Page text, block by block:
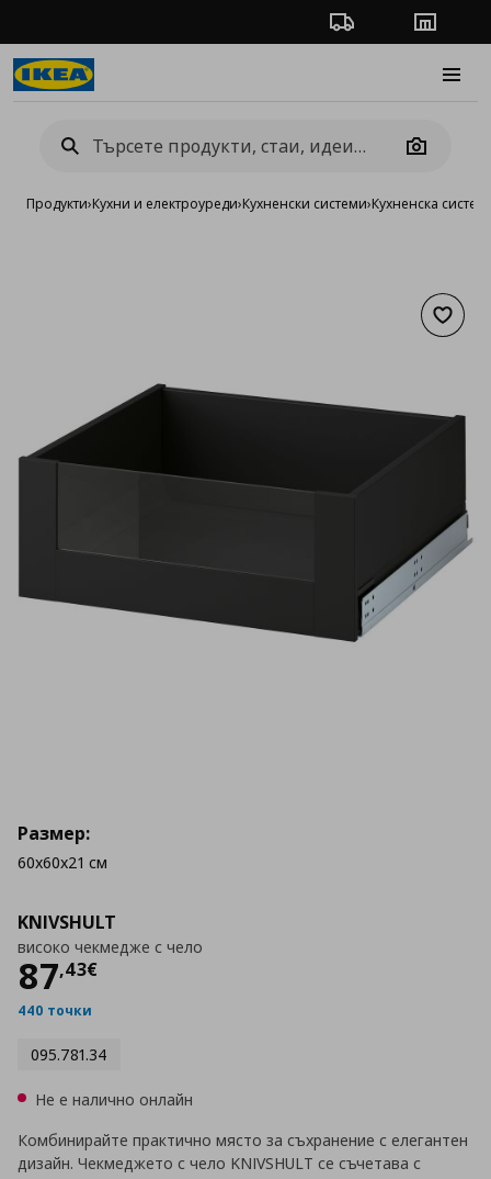
Проследяване на
Camera
Продукти›Кухни и електроуреди›Кухненски системи›Кухненска
KNIVSHULT
високо чекмедже с чело
87,43€
Цена
440 точки
095.781.34
Размер:
60x60x21 см
Не е налично онлайн
Комбинирайте практично място за съхранение с елегантен
дизайн. Чекмеджето с чело KNIVSHULT се съчетава с